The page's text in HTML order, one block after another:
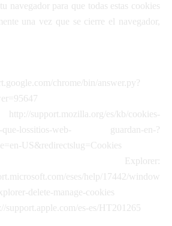
navegador para que todas estas cookies
una vez que se cierre el navegador,
chrome/bin/answer.py?
support.mozilla.org/es/kb/cookies-
que-lossitios-web- guardan-en-?
US&redirectslug=Cookies
Explorer:
eses/help/17442/window
delete-manage-cookies
support.apple.com/es-es/HT201265